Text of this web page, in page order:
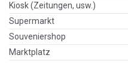
Kiosk (Zeitungen, usw.)
Supermarkt
Souveniershop
Marktplatz